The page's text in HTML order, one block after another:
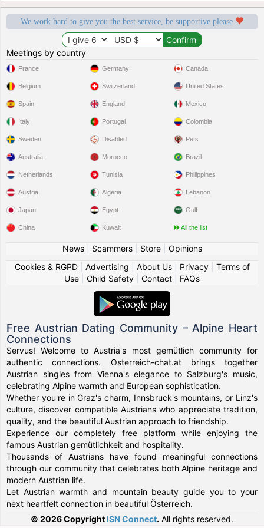
We work hard to give you the best service, be supportive please
Meetings by country
France
Belgium
Spain
Italy
Sweden
Germany
Switzerland
England
Portugal
Disabled
Canada
United States
Mexico
Colombia
Pets
Australia
Netherlands
Austria
Japan
China
Morocco
Tunisia
Algeria
Egypt
Kuwait
Brazil
Philippines
Lebanon
Gulf
All the list
News| Scammers| Store| Opinions
Cookies & RGPD| Advertising About Us| Privacy| Terms of
Use
Child Safety Contact FAQs
Free Austrian Dating Community – Alpine Heart
Connections
Servus! Welcome to Austria's most gemütlich community for
authentic connections. Osterreich-chat.at brings together
Austrian singles from Vienna's elegance to Salzburg's music,
celebrating Alpine warmth and European sophistication.
Whether you're in Graz's charm, Innsbruck's mountains, or Linz's
culture, discover compatible Austrians who appreciate tradition,
quality, and the beautiful Austrian approach to friendship.
Experience our completely free platform while enjoying the
famous Austrian gemütlichkeit and hospitality.
Thousands of Austrians have found meaningful connections
through our community that celebrates both Alpine heritage and
modern Austrian life.
Let Austrian warmth and mountain beauty guide you to your
next heartfelt connection in beautiful Österreich.
© 2026 Copyright ISN Connect. All rights reserved.